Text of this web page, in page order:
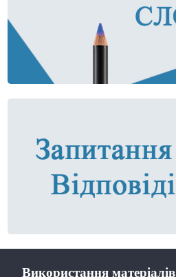
Використання матеріалів